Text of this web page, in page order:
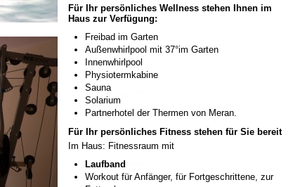
Für Ihr persönliches Wellness stehen Ihnen im
Haus zur Verfügung:
Freibad im Garten
Außenwhirlpool mit 37°im Garten
Innenwhirlpool
Physiotermkabine
Sauna
Solarium
Partnerhotel der Thermen von Meran.
Für Ihr persönliches Fitness stehen für Sie bereit
Im Haus: Fitnessraum mit
Laufband
Workout für Anfänger, für Fortgeschrittene, zur